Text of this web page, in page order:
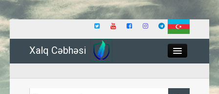
Xalq Cəbhəsi